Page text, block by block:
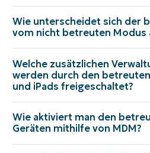
Wie unterscheidet sich der
vom nicht betreuten Modus
Welche zusätzlichen
werden durch den
und iPads freigeschaltet?
Wie aktiviert man den
Geräten mithilfe von MDM?